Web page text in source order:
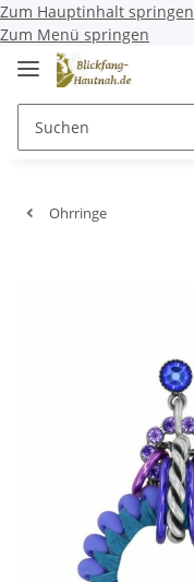
Zum Hauptinhalt springen
Zum Menü springen
Ohrringe